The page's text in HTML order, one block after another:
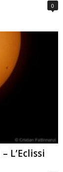
0
L’Eclissi